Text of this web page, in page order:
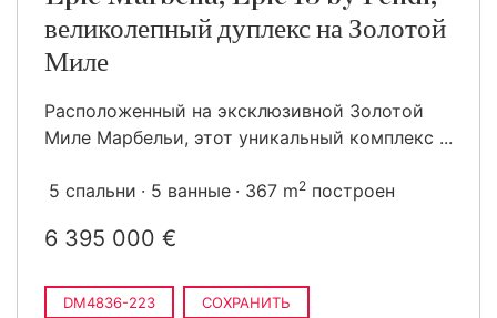
великолепный дуплекс на Золотой
Миле
Расположенный на эксклюзивной Золотой
Миле Марбельи, этот уникальный комплекс ...
5 спальни 5 ванные 367 m2 построен
6 395 000 €
DM4836-223 СОХРАНИТЬ